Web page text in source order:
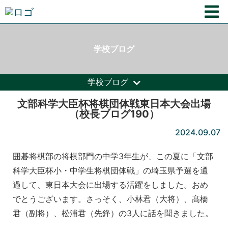
学校ブログ
学校ブログ
文部科学大臣杯将棋団体戦東日本大会出場
（校長ブログ190）
2024.09.07
囲碁将棋部の将棋部門の中学3年生が、この夏に「文部
科学大臣杯小・中学生将棋団体戦」の埼玉県予選を通
過して、東日本大会に出場する活躍をしました。おめ
でとうございます。さっそく、小林君（大将）、髙橋
君（副将）、松浦君（先鋒）の3人に話を聞きました。